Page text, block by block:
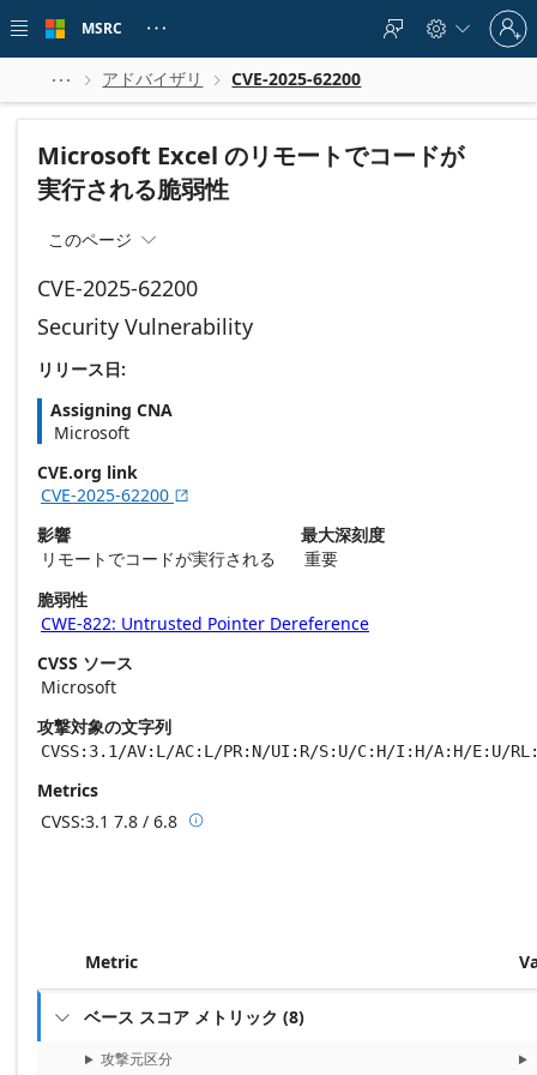
 main
MSRC    
Sign
in
to
account
  アドバイザリ  CVE-2025-62200
Microsoft Excel のリモートでコードが
実行される脆弱性
このページ 
CVE-2025-62200
Security Vulnerability
リリース日:
Assigning CNA
Microsoft
CVE.org link
CVE-2025-62200 
影響
リモートでコードが実行される
最大深刻度
重要
脆弱性
CWE-822: Untrusted Pointer Dereference
CVSS ソース
Microsoft
攻撃対象の文字列
CVSS:3.1/AV:L/AC:L/PR:N/UI:R/S:U/C:H/I:H/A:H/E:U/
Metrics
CVSS:3.1 7.8 / 6.8 Base score metrics: 7.8 / Temporal score
Metric
 ベース スコア メトリック (8)
攻撃元区分